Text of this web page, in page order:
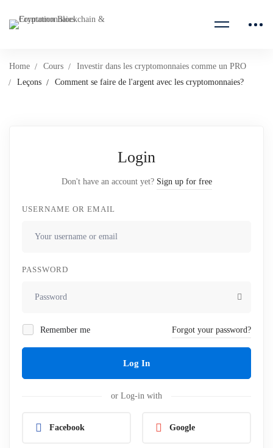
Home Cours
Investir dans les cryptomonnaies comme un PRO
Leçons
Comment se faire de l'argent avec les cryptomonnaies?
Login
Don't have an account yet? Sign up for free
USERNAME OR EMAIL
PASSWORD
Remember me Forgot your password?
Log In
or Log-in with
Facebook Google